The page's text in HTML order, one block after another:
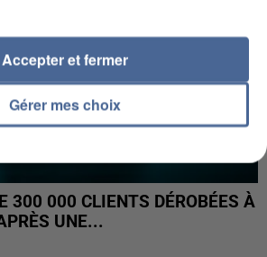
300 000 CLIENTS DÉROBÉES À
UNE...
Gérer mes choix
Accepter et fermer